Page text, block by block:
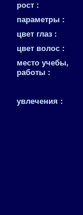
рост :
параметры :
цвет глаз :
цвет волос :
место учебы,
работы :
увлечения :